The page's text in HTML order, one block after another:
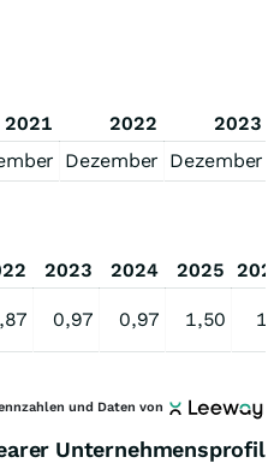
2021 2022
2023
Dezember Dezember
2023 2024 2025
0,97 0,97 1,50
und Daten von
Unternehmensprofil